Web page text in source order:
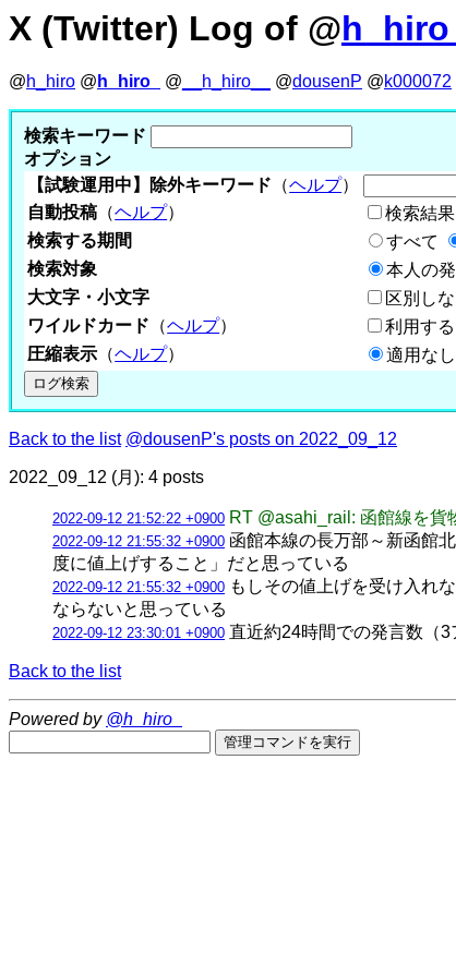
X (Twitter) Log of @h_hiro_
@h_hiro @ h_hiro_ @ __h_hiro__ @dousenP @k000072
検索キーワード
オプション
【試験運用中】除外キーワード （ヘルプ）
自動投稿 （ヘルプ）
検索結
検索する期間
すべて
検索対象
本人の
大文字・小文字
区別し
ワイルドカード （ヘルプ）
利用する
圧縮表示 （ヘルプ） 適用な
Back to the list @dousenP's posts on 2022_09_12
2022_09_12 (月): 4 posts
2022-09-12 21:52:22 +0900 RT @asahi_rail: 函館線を
2022-09-12 21:55:32 +0900 函館本線の長万部～新函館
度に値上げすること」だと思っている
2022-09-12 21:55:32 +0900 もしその値上げを受け入れ
ならないと思っている
2022-09-12 23:30:01 +0900 直近約24時間での発言数（
Back to the list
Powered by @h_hiro_